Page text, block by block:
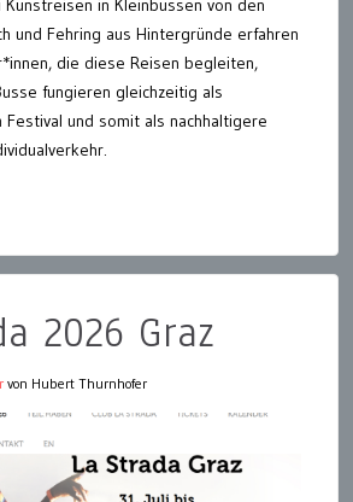
in Kleinbussen von den
und Fehring aus Hintergründe erfahren
die diese Reisen begleiten,
fungieren gleichzeitig als
Festival und somit als nachhaltigere
2026 Graz
von Hubert Thurnhofer